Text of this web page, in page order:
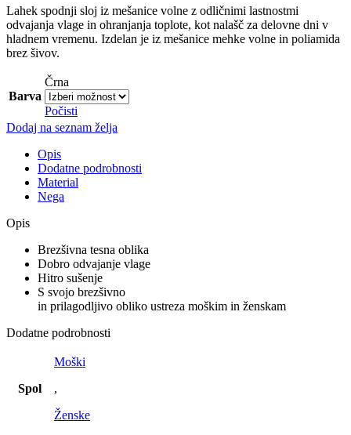
Lahek spodnji sloj iz mešanice volne z odličnimi lastnostmi
odvajanja vlage in ohranjanja toplote, kot nalašč za delovne dni v
hladnem vremenu. Izdelan je iz mešanice mehke volne in poliamida
brez šivov.
Barva
Črna
Počisti
Dodaj na seznam želja
Opis
Dodatne podrobnosti
Material
Nega
Opis
Brezšivna tesna oblika
Dobro odvajanje vlage
Hitro sušenje
S svojo brezšivno
in prilagodljivo obliko ustreza moškim in ženskam
Dodatne podrobnosti
Spol
Moški
,
Ženske